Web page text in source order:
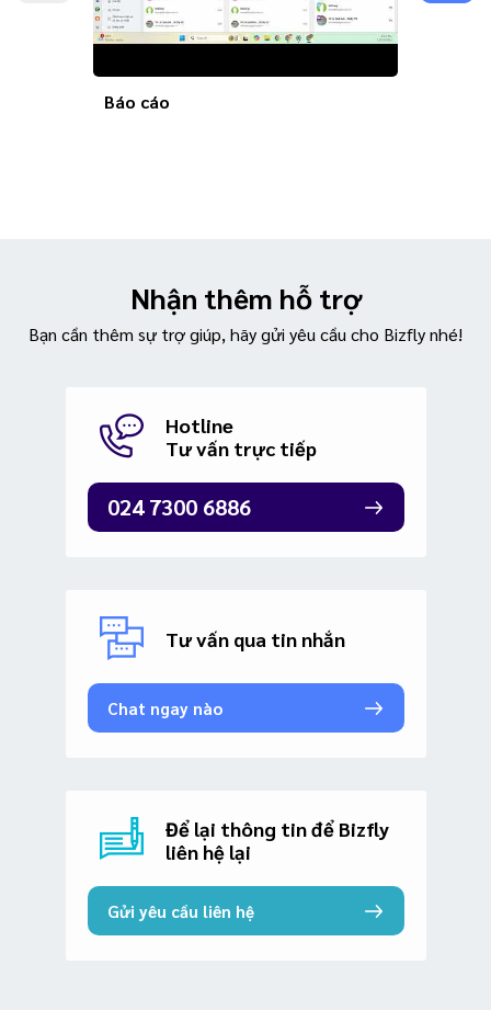
Báo cáo
Nhận thêm hỗ trợ
Bạn cần thêm sự trợ giúp, hãy gửi yêu cầu cho Bizfly nhé!
Hotline
Tư vấn trực tiếp
024 7300 6886
Tư vấn qua tin nhắn
Chat ngay nào
Để lại thông tin để Bizfly
liên hệ lại
Gửi yêu cầu liên hệ